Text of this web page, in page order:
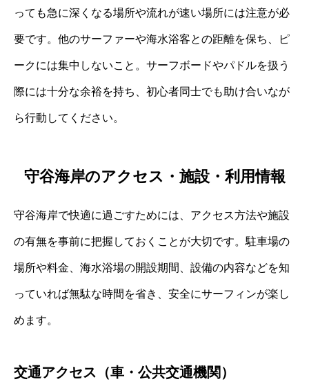
っても急に深くなる場所や流れが速い場所には注意が必
要です。他のサーファーや海水浴客との距離を保ち、ピ
ークには集中しないこと。サーフボードやパドルを扱う
際には十分な余裕を持ち、初心者同士でも助け合いなが
ら行動してください。
守谷海岸のアクセス・施設・利用情報
守谷海岸で快適に過ごすためには、アクセス方法や施設
の有無を事前に把握しておくことが大切です。駐車場の
場所や料金、海水浴場の開設期間、設備の内容などを知
っていれば無駄な時間を省き、安全にサーフィンが楽し
めます。
交通アクセス（車・公共交通機関）